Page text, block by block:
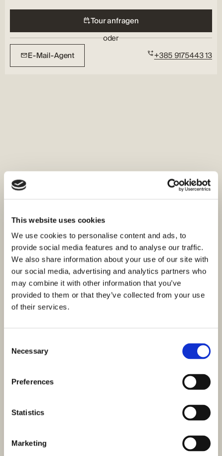
This website uses cookies
We use cookies to personalise content and ads, to
provide social media features and to analyse our traffic.
We also share information about your use of our site with
our social media, advertising and analytics partners who
may combine it with other information that you’ve
provided to them or that they’ve collected from your use
of their services.
Selection
Necessary
Preferences
Statistics
Marketing
Tour anfragen
oder
E-Mail-Agent
+385 9175443 13